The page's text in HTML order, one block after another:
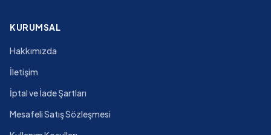
KURUMSAL
Hakkımızda
İletişim
İptal ve İade Şartları
Mesafeli Satış Sözleşmesi